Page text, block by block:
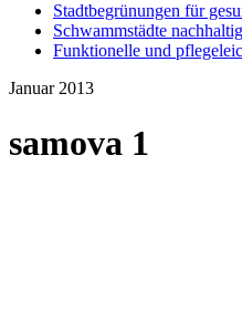
Stadtbegrünungen für
Schwammstädte
Funktionelle und
Januar 2013
samova 1